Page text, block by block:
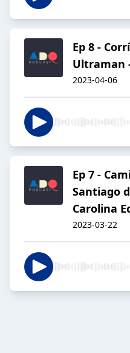
Ep 8 -
Ultraman
2023-04-06
Ep 7 -
Santiago
Carolina
2023-03-22